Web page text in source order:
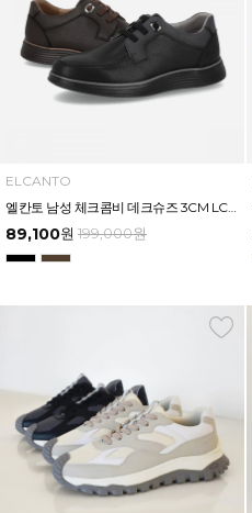
ELCANTO
엘칸토 남성 체크콤비 데크슈즈 3CM LCMC12U613
89,100원 199,000원